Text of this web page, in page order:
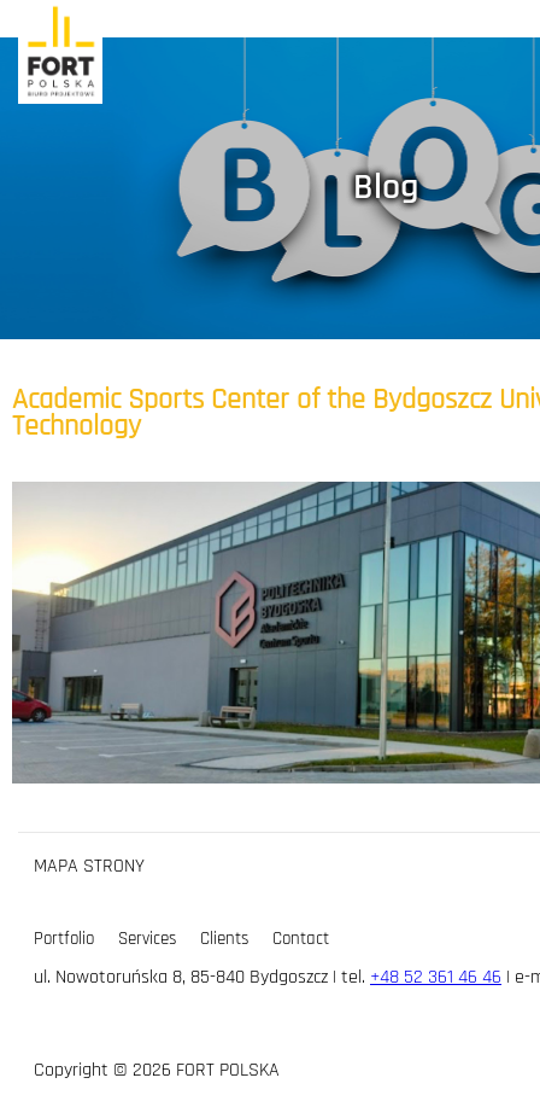
Blog
Academic Sports Center of the Bydgoszcz
Technology
MAPA STRONY
Portfolio Services Clients
Contact
ul. Nowotoruńska 8, 85-840 Bydgoszcz | tel. +48 52 361 46 46 | e-
Copyright © 2026 FORT POLSKA